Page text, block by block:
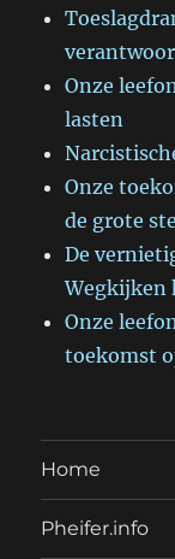
Onze
lasten
Onze
de grote
De
Wegkijken
Onze
toekomst
Home
Pheifer.info